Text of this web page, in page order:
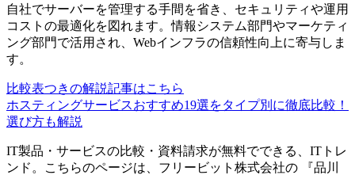
自社でサーバーを管理する手間を省き、セキュリティや運用
コストの最適化を図れます。情報システム部門やマーケティ
ング部門で活用され、Webインフラの信頼性向上に寄与しま
す。
比較表つきの解説記事はこちら
ホスティングサービスおすすめ19選をタイプ別に徹底比較！
選び方も解説
IT製品・サービスの比較・資料請求が無料でできる、ITトレ
ンド。こちらのページは、 フリービット株式会社の 『品川